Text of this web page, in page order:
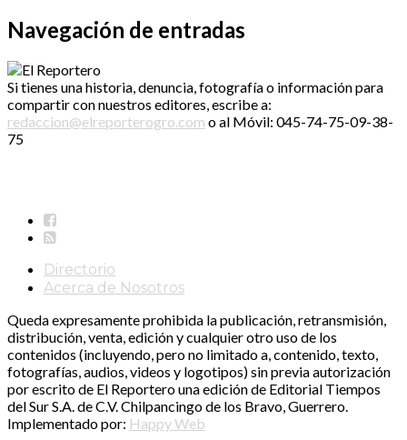
Navegación de entradas
Si tienes una historia, denuncia, fotografía o información para
compartir con nuestros editores, escribe a:
redaccion@elreporterogro.com o al Móvil: 045-74-75-09-38-
75
Directorio
Acerca de Nosotros
Queda expresamente prohibida la publicación, retransmisión,
distribución, venta, edición y cualquier otro uso de los
contenidos (incluyendo, pero no limitado a, contenido, texto,
fotografías, audios, videos y logotipos) sin previa autorización
por escrito de El Reportero una edición de Editorial Tiempos
del Sur S.A. de C.V. Chilpancingo de los Bravo, Guerrero.
Implementado por: Happy Web